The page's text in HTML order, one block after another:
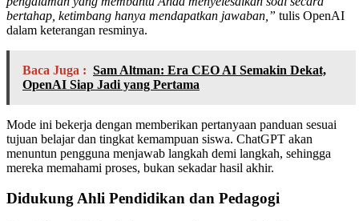
bertahap, ketimbang hanya mendapatkan jawaban,” tulis OpenAI
dalam keterangan resminya.
Baca Juga : Sam Altman: Era CEO AI Semakin Dekat,
OpenAI Siap Jadi yang Pertama
Mode ini bekerja dengan memberikan pertanyaan panduan sesuai
tujuan belajar dan tingkat kemampuan siswa. ChatGPT akan
menuntun pengguna menjawab langkah demi langkah, sehingga
mereka memahami proses, bukan sekadar hasil akhir.
Didukung Ahli Pendidikan dan Pedagogi